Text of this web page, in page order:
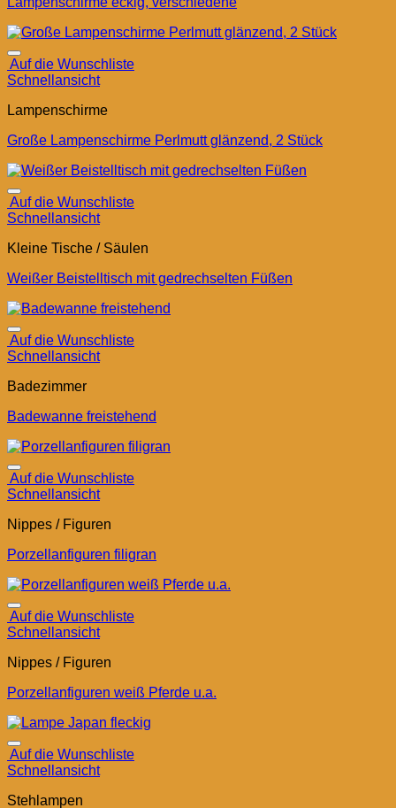
Auf die Wunschliste
Schnellansicht
Lampenschirme
Große Lampenschirme Perlmutt glänzend, 2 Stück
Auf die Wunschliste
Schnellansicht
Kleine Tische / Säulen
Weißer Beistelltisch mit gedrechselten Füßen
Auf die Wunschliste
Schnellansicht
Badezimmer
Badewanne freistehend
Auf die Wunschliste
Schnellansicht
Nippes / Figuren
Porzellanfiguren filigran
Auf die Wunschliste
Schnellansicht
Nippes / Figuren
Porzellanfiguren weiß Pferde u.a.
Auf die Wunschliste
Schnellansicht
Stehlampen